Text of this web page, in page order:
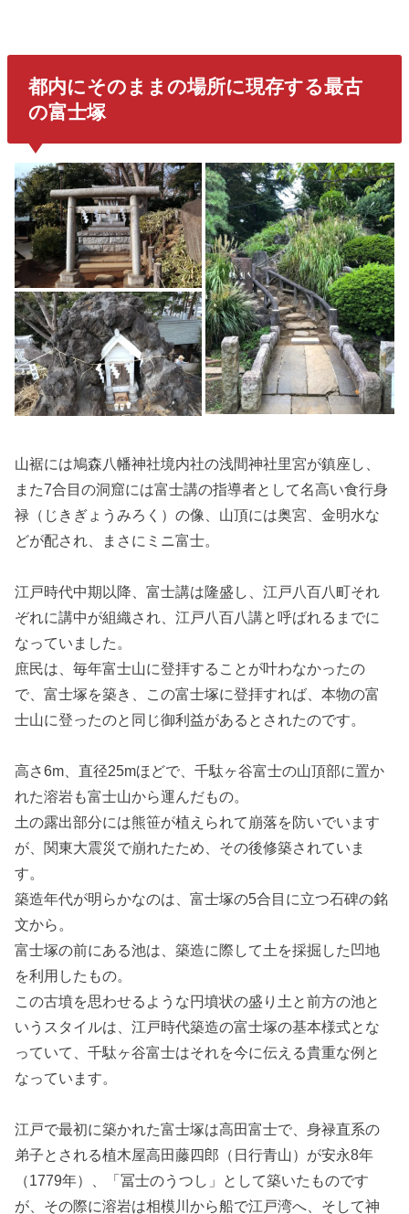
都内にそのままの場所に現存する最古
の富士塚
山裾には鳩森八幡神社境内社の浅間神社里宮が鎮座し、
また7合目の洞窟には富士講の指導者として名高い食行身
禄（じきぎょうみろく）の像、山頂には奥宮、金明水な
どが配され、まさにミニ富士。
江戸時代中期以降、富士講は隆盛し、江戸八百八町それ
ぞれに講中が組織され、江戸八百八講と呼ばれるまでに
なっていました。
庶民は、毎年富士山に登拝することが叶わなかったの
で、富士塚を築き、この富士塚に登拝すれば、本物の富
士山に登ったのと同じ御利益があるとされたのです。
高さ6m、直径25mほどで、千駄ヶ谷富士の山頂部に置か
れた溶岩も富士山から運んだもの。
土の露出部分には熊笹が植えられて崩落を防いでいます
が、関東大震災で崩れたため、その後修築されていま
す。
築造年代が明らかなのは、富士塚の5合目に立つ石碑の銘
文から。
富士塚の前にある池は、築造に際して土を採掘した凹地
を利用したもの。
この古墳を思わせるような円墳状の盛り土と前方の池と
いうスタイルは、江戸時代築造の富士塚の基本様式とな
っていて、千駄ヶ谷富士はそれを今に伝える貴重な例と
なっています。
江戸で最初に築かれた富士塚は高田富士で、身禄直系の
弟子とされる植木屋高田藤四郎（日行青山）が安永8年
（1779年）、「冨士のうつし」として築いたものです
が、その際に溶岩は相模川から船で江戸湾へ、そして神